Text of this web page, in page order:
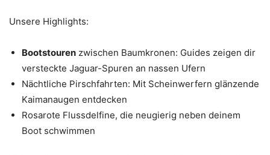
Unsere Highlights:
Bootstouren zwischen Baumkronen: Guides zeigen dir
versteckte Jaguar-Spuren an nassen Ufern
Nächtliche Pirschfahrten: Mit Scheinwerfern glänzende
Kaimanaugen entdecken
Rosarote Flussdelfine, die neugierig neben deinem
Boot schwimmen